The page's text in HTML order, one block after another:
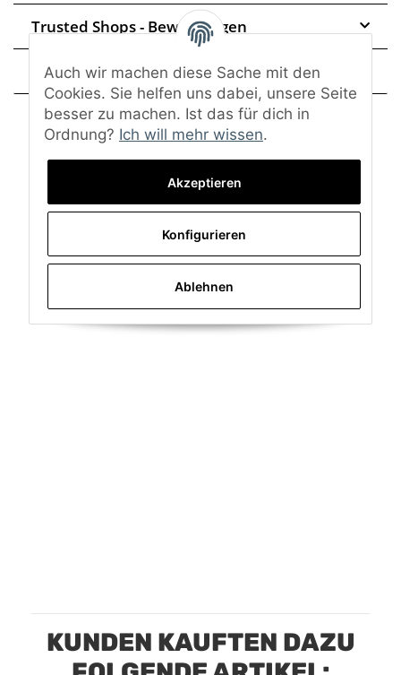
Trusted Shops - Bewertungen
Frage zum Artikel
KUNDEN KAUFTEN DAZU
Auch wir machen diese Sache mit den
Cookies. Sie helfen uns dabei, unsere Seite
besser zu machen. Ist das für dich in
Ordnung? Ich will mehr wissen.
Akzeptieren
Konfigurieren
Ablehnen